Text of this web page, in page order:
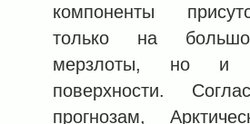
компоненты
только на
мерзлоты, но и
поверхности.
прогнозам,